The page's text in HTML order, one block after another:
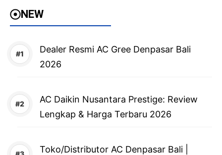
NEW
Dealer Resmi AC Gree Denpasar Bali
2026
AC Daikin Nusantara Prestige: Review
Lengkap & Harga Terbaru 2026
Toko/Distributor AC Denpasar Bali |